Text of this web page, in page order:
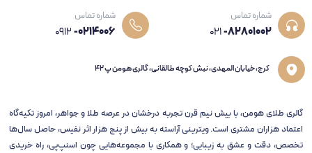
شماره تماس
021-82801002
شماره تماس
0912-0214006
کرج، خیابان المهدی، نبش کوچه طالقانی، گالری هومن پ 42
گالری طلای هومن، با بیش نیم قرن تجربه‌ درخشان در عرصه طلا و جواهر، امروز تکیه‌گاه
اعتماد هزاران مشتری است. ویترینی آراسته به بیش از پنج هزار اثر نفیس، حاصل سال‌ها
تخصص، دقت و عشق به زیبایی؛ و همکاری با مجموعه‌هایی چون اسنپ‌پی، راه خریدی